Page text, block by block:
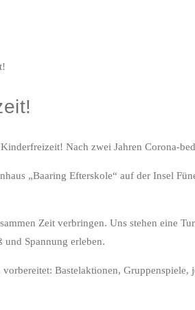
Nach zwei Jahren Corona-
„Baaring Efterskole“ auf der Insel
Zeit verbringen. Uns stehen eine
Spannung erleben.
Bastelaktionen,